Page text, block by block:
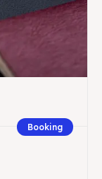
Booking